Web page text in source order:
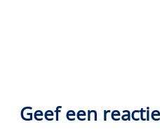
Geef een reactie